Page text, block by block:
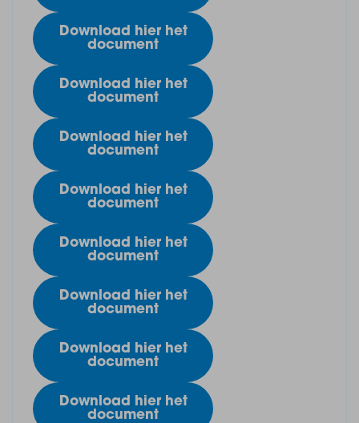
Download hier het
document
Download hier het
document
Download hier het
document
Download hier het
document
Download hier het
document
Download hier het
document
Download hier het
document
Download hier het
document